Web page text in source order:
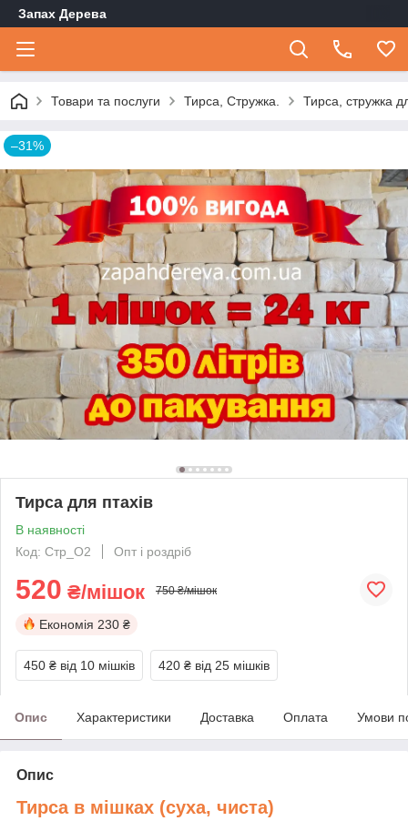
Запах Дерева
Товари та послуги Тирса, Стружка. Тирса, стружка
–31%
Тирса для птахів
В наявності
Код: Стр_О2
Опт і роздріб
520 ₴/мішок 750 ₴/мішок
Економія 230 ₴
450 ₴ від 10 мішків 420 ₴ від 25 мішків
Опис Характеристики Доставка Оплата Умови
Опис
Тирса в мішках (суха, чиста)